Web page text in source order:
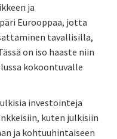
ja
Eurooppaa, jotta
tavallisilla,
on iso haaste niin
kokoontuvalle
investointeja
kuten julkisiin
ja kohtuuhintaiseen